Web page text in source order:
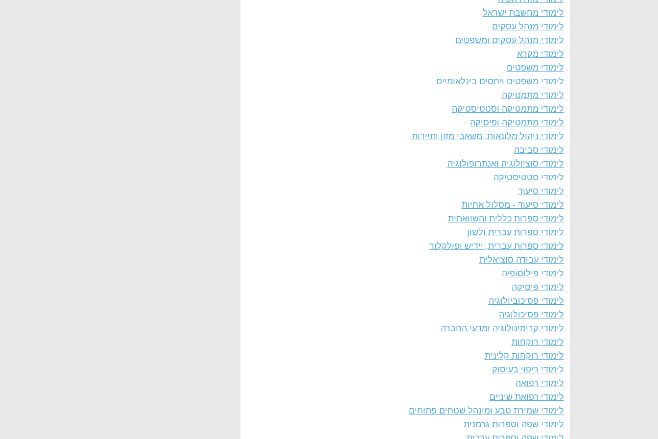
לימודי מחשבת ישראל
לימודי מנהל עסקים
לימודי מנהל עסקים ומשפטים
לימודי מקרא
לימודי משפטים
לימודי משפטים ויחסים בינלאומיים
לימודי מתמטיקה
לימודי מתמטיקה וסטטיסטיקה
לימודי מתמטיקה ופיסיקה
לימודי ניהול מלונאות, משאבי מזון ותיירות
לימודי סביבה
לימודי סוציולוגיה ואנתרופולוגיה
לימודי סטטיסטיקה
לימודי סיעוד
לימודי סיעוד - מסלול אחיות
לימודי ספרות כללית והשוואתית
לימודי ספרות עברית ולשון
לימודי ספרות עברית, יידיש ופולקלור
לימודי עבודה סוציאלית
לימודי פילוסופיה
לימודי פיסיקה
לימודי פסיכוביולוגיה
לימודי פסיכולוגיה
לימודי קרימינולוגיה ומדעי החברה
לימודי רוקחות
לימודי רוקחות קלינית
לימודי ריפוי בעיסוק
לימודי רפואה
לימודי רפואת שיניים
לימודי שמירת טבע ומינהל שטחים פתוחים
לימודי שפה וספרות גרמנית